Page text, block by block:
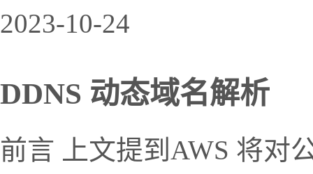
2023-10-24
DDNS 动态域名解析
前言 上文提到AWS 将对